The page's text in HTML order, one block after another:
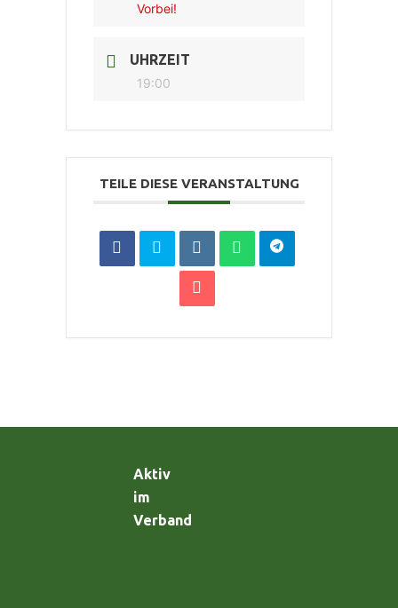
Vorbei!
UHRZEIT
19:00
TEILE DIESE VERANSTALTUNG
Aktiv
im
Verband